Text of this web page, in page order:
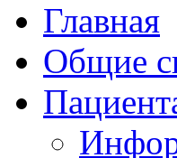
Главная
Общие